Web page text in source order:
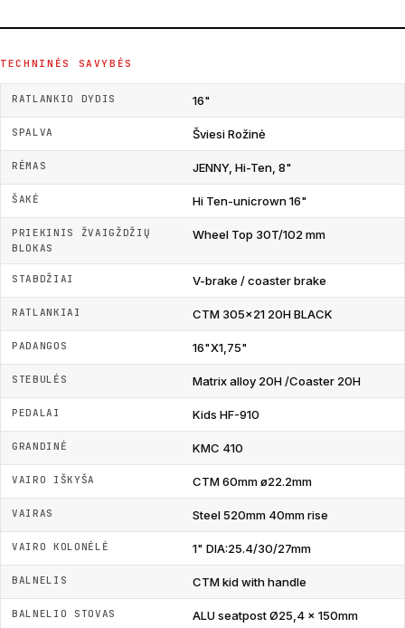
TECHNINĖS SAVYBĖS
RATLANKIO DYDIS 16"
SPALVA Šviesi Rožinė
RĖMAS JENNY, Hi-Ten, 8"
ŠAKĖ Hi Ten-unicrown 16"
PRIEKINIS ŽVAIGŽDŽIŲ
BLOKAS
Wheel Top 30T/102 mm
STABDŽIAI V-brake / coaster brake
RATLANKIAI CTM 305x21 20H BLACK
PADANGOS 16"X1,75"
STEBULĖS Matrix alloy 20H /Coaster 20H
PEDALAI Kids HF-910
GRANDINĖ KMC 410
VAIRO IŠKYŠA CTM 60mm ø22.2mm
VAIRAS Steel 520mm 40mm rise
VAIRO KOLONĖLĖ 1" DIA:25.4/30/27mm
BALNELIS CTM kid with handle
BALNELIO STOVAS ALU seatpost Ø25,4 x 150mm